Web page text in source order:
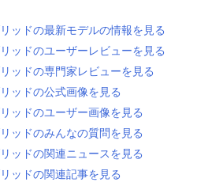
ッドの最新モデルの情報を見る
ッドのユーザーレビューを見る
ッドの専門家レビューを見る
ッドの公式画像を見る
ッドのユーザー画像を見る
ッドのみんなの質問を見る
ッドの関連ニュースを見る
ッドの関連記事を見る